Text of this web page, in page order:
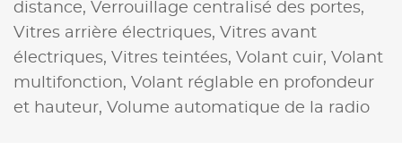
distance, Verrouillage centralisé des portes,
Vitres arrière électriques, Vitres avant
électriques, Vitres teintées, Volant cuir, Volant
multifonction, Volant réglable en profondeur
et hauteur, Volume automatique de la radio